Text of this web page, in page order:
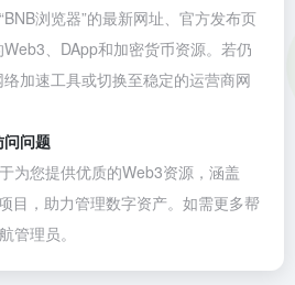
浏览器”的最新网址、官方发布页
、DApp和加密货币资源。若仍
加速工具或切换至稳定的运营商网
问问题
您提供优质的Web3资源，涵盖
目，助力管理数字资产。如需更多帮
管理员。